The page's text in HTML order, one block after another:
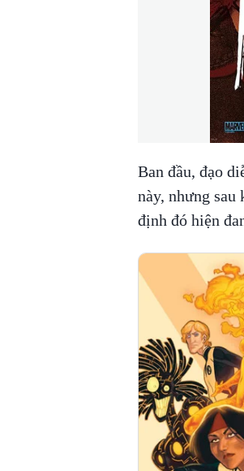
Ban đầu, đạo
này, nhưng sau
định đó hiện